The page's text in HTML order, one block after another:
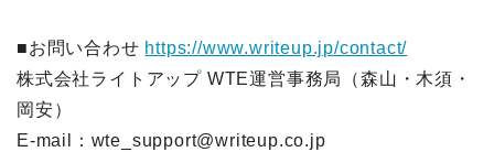
■お問い合わせ https://www.writeup.jp/contact/
株式会社ライトアップ WTE運営事務局（森山・木須・
岡安）
E-mail：wte_support@writeup.co.jp